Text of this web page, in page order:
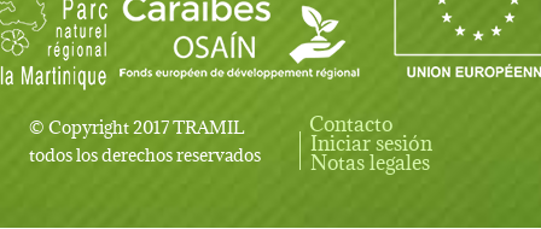
© Copyright 2017 TRAMIL
todos los derechos reservados
User account menu
Contacto
Iniciar sesión
Notas legales